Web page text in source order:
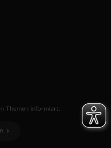
Themen informiert.